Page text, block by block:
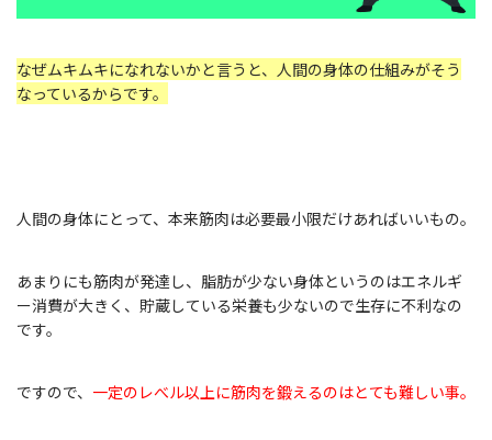
なぜムキムキになれないかと言うと、人間の身体の仕組みがそう
なっているからです。
人間の身体にとって、本来筋肉は必要最小限だけあればいいもの。
あまりにも筋肉が発達し、脂肪が少ない身体というのはエネルギ
ー消費が大きく、貯蔵している栄養も少ないので生存に不利なの
です。
ですので、 一定のレべル以上に筋肉を鍛えるのはとても難しい事。